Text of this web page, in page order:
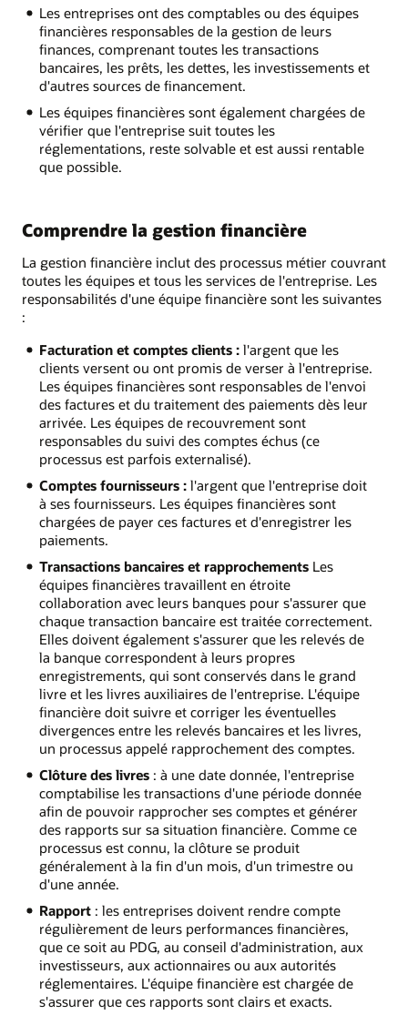
Les entreprises ont des comptables ou des équipes
financières responsables de la gestion de leurs
finances, comprenant toutes les transactions
bancaires, les prêts, les dettes, les investissements et
d'autres sources de financement.
Les équipes financières sont également chargées de
vérifier que l'entreprise suit toutes les
réglementations, reste solvable et est aussi rentable
que possible.
Comprendre la gestion financière
La gestion financière inclut des processus métier couvrant
toutes les équipes et tous les services de l'entreprise. Les
responsabilités d'une équipe financière sont les suivantes
:
Facturation et comptes clients :l'argent que les
clients versent ou ont promis de verser à l'entreprise.
Les équipes financières sont responsables de l'envoi
des factures et du traitement des paiements dès leur
arrivée. Les équipes de recouvrement sont
responsables du suivi des comptes échus (ce
processus est parfois externalisé).
Comptes fournisseurs :l'argent que l'entreprise doit
à ses fournisseurs. Les équipes financières sont
chargées de payer ces factures et d'enregistrer les
paiements.
Transactions bancaires et rapprochementsLes
équipes financières travaillent en étroite
collaboration avec leurs banques pour s'assurer que
chaque transaction bancaire est traitée correctement.
Elles doivent également s'assurer que les relevés de
la banque correspondent à leurs propres
enregistrements, qui sont conservés dans le grand
livre et les livres auxiliaires de l'entreprise. L'équipe
financière doit suivre et corriger les éventuelles
divergences entre les relevés bancaires et les livres,
un processus appelé rapprochement des comptes.
Clôture des livres: à une date donnée, l'entreprise
comptabilise les transactions d'une période donnée
afin de pouvoir rapprocher ses comptes et générer
des rapports sur sa situation financière. Comme ce
processus est connu, la clôture se produit
généralement à la fin d'un mois, d'un trimestre ou
d'une année.
Rapport: les entreprises doivent rendre compte
régulièrement de leurs performances financières,
que ce soit au PDG, au conseil d'administration, aux
investisseurs, aux actionnaires ou aux autorités
réglementaires. L'équipe financière est chargée de
s'assurer que ces rapports sont clairs et exacts.